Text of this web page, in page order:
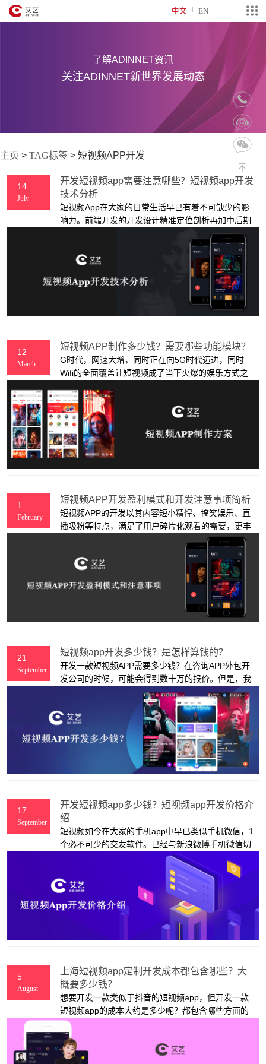
中文 EN
了解ADINNET资讯
关注ADINNET新世界发展动态
主页 > TAG标签 > 短视频APP开发
14
July
开发短视频app需要注意哪些？短视频app开发
技术分析
短视频App在大家的日常生活早已有着不可缺少的影
响力。前端开发的开发设计精准定位剖析再加中后期
的重中之重经营可以让小视频的发展趋势更为成功，
这都是恰当的构思呈现，十分明智聪慧的作法。
12
March
短视频APP制作多少钱？需要哪些功能模块？
G时代，网速大增，同时正在向5G时代迈进，同时
Wifi的全面覆盖让短视频成了当下火爆的娱乐方式之
因此用户可以利用坐地铁，坐公交的时间来享受短视
频带来的娱乐。
1
February
短视频APP开发盈利模式和开发注意事项简析
短视频APP的开发以其内容短小精悍、搞笑娱乐、直
播吸粉等特点，满足了用户碎片化观看的需要，更丰
富了用户的休闲时间，提供了一种更为新颖的营销互
动方式，可以说一度成为了行业风口。那么，短视频
APP开发有什么样的盈利模式？以及想要后期更好运
营，在开发过程中应该从哪些方面来注重开发质量
呢？
21
September
短视频app开发多少钱？是怎样算钱的？
开发一款短视频APP需要多少钱？在咨询APP外包开
发公司的时候，可能会得到数十万的报价。但是，我
们常常又会在网络上看到APP模板价格有几千甚几百
块，那么，它们两者的区别在哪里？到底该如何选择
呢？下面，上海艾艺app开发公司来为大家一一介
17
September
开发短视频app多少钱？短视频app开发价格介
绍
短视频如今在大家的手机app中早已类似手机微信，1
个必不可少的交友软件。已经与新浪微博手机微信切
分总流量销售市场。那么，开发一款短视频app的成
本大约是多少呢？都包含哪些方面的费用！下面，上
海艾艺 app开发公司来给大家讲解。
5
August
上海短视频app定制开发成本都包含哪些？大
概要多少钱？
想要开发一款类似于抖音的短视频app，但开发一款
短视频app的成本大约是多少呢？都包含哪些方面的
费用？帮我，上海app开发公司艾艺 来为大家介绍。